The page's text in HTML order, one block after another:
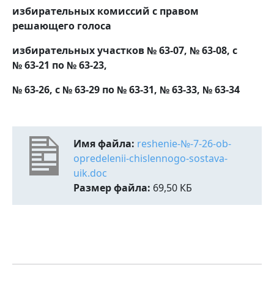
избирательных комиссий с правом
решающего голоса
избирательных участков № 63-07, № 63-08, с
№ 63-21 по № 63-23,
№ 63-26, с № 63-29 по № 63-31, № 63-33, № 63-34
Имя файла: reshenie-№-7-26-ob-
opredelenii-chislennogo-sostava-
uik.doc
Размер файла: 69,50 КБ